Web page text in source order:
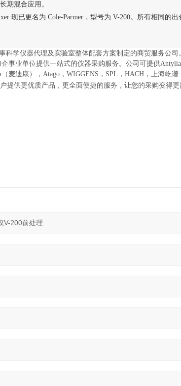
期混合应用。
现已更名为 Cole-Parmer，型号为 V-200。所有相同的
科学仪器代理及实验室整体配套方案制定的商贸服务公
事业单位提供一站式的仪器采购服务。公司可提供
（麦迪康），Atago，WIGGENS，SPL，HACH，上海屹
提供更优质产品，更全面便捷的服务，让您的采购变得